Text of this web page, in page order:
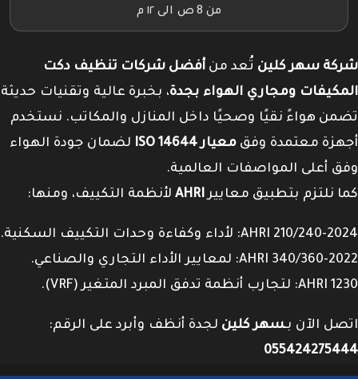
من 8 ص الى ١٢ م
شركة سهر كلين تُعد من أفضل شركات تنظيف دكت
المكيفات ومجاري الهواء بجدة، بخبرة عالية وتقنيات حديثة
تضمن هواءً نقيًا وصحيًا داخل المنازل والمكاتب. نستخدم
أجهزة معتمدة وفق معيار ISO 14644
لضمان جودة الهواء
وفق أعلى المواصفات العالمية.
كما نلتزم بتطبيق معاييرAHRI لأنظمة التكييف، ومنها:
AHRI 210/240-2024: لأداء وكفاءة وحدات التكييف السكنية.
AHRI 340/360-2022: لمعايير الأداء التجاري والصناعي.
AHRI 1230: لتجارب أنظمة تدفق المبرد المتغير (VRF).
اتصل الآن بـسهر كلين لجدة أنظف وأبرد على الرقم:
055424275444